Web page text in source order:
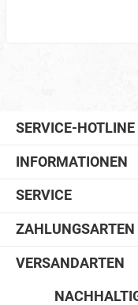
SERVICE-HOTLINE
INFORMATIONEN
SERVICE
ZAHLUNGSARTEN
VERSANDARTEN